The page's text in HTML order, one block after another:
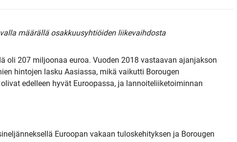
määrällä osakkuusyhtiöiden liikevaihdosta
oli 207 miljoonaa euroa. Vuoden 2018 vastaavan ajanjakson
hintojen lasku Aasiassa, mikä vaikutti Borougen
edelleen hyvät Euroopassa, ja lannoiteliiketoiminnan
Euroopan vakaan tuloskehityksen ja Borougen